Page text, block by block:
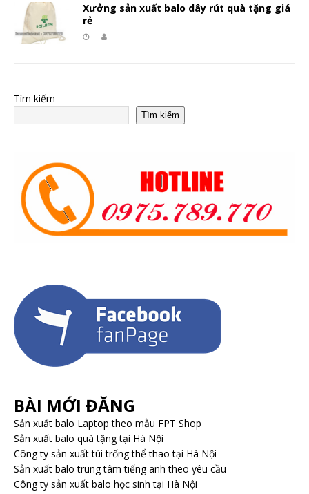
Xưởng sản xuất balo dây rút quà tặng giá
rẻ
Tìm kiếm
Tìm kiếm
BÀI MỚI ĐĂNG
Sản xuất balo Laptop theo mẫu FPT Shop
Sản xuất balo quà tặng tại Hà Nội
Công ty sản xuất túi trống thể thao tại Hà Nội
Sản xuất balo trung tâm tiếng anh theo yêu cầu
Công ty sản xuất balo học sinh tại Hà Nội